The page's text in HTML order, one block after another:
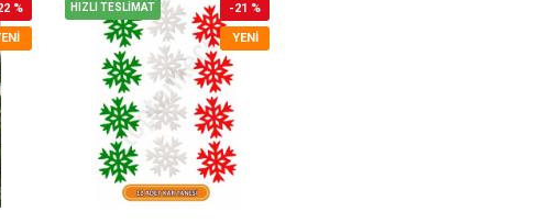
% HIZLI TESLİMAT
YENI
-21 %